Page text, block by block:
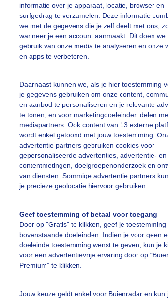
informatie over je apparaat, locatie, browser en
surfgedrag te verzamelen. Deze informatie
we met de gegevens die je zelf deelt met ons,
wanneer je een account aanmaakt. Dit doen we
gebruik van onze media te analyseren en onze
en apps te verbeteren.
Daarnaast kunnen we, als je hier toestemming
je gegevens gebruiken om onze content,
en aanbod te personaliseren en je relevante
te tonen, en voor marketingdoeleinden delen
mediapartners. Ook content van 13 externe
wordt enkel getoond met jouw toestemming.
advertentie partners gebruiken cookies voor
gepersonaliseerde advertenties, advertentie- en
contentmetingen, doelgroepenonderzoek en
van diensten. Sommige advertentie partners
je precieze geolocatie hiervoor gebruiken.
Geef toestemming of betaal voor toegang
Door op "Gratis" te klikken, geef je toestemming
bovenstaande doeleinden. Indien je voor geen
doeleinde toestemming wenst te geven, kun je
voor een advertentievrije ervaring door op
Premium” te klikken.
Jouw keuze geldt enkel voor Buienradar en kun
Herfstbladeren Herfst Bos
Sandra Romijn Gemaakt: 17-11-2025, 61x bekeken
Herfstbladeren Herfst